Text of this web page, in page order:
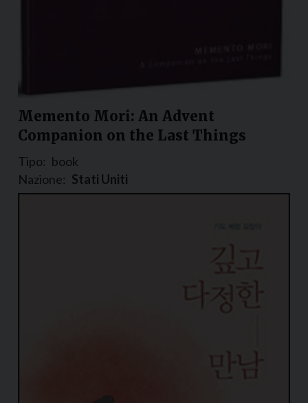
Memento Mori: An Advent
Companion on the Last Things
Tipo: book
Nazione: Stati Uniti